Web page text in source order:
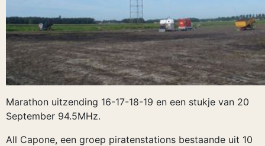
Marathon uitzending 16-17-18-19 en een stukje van 20
September 94.5MHz.
All Capone, een groep piratenstations bestaande uit 10